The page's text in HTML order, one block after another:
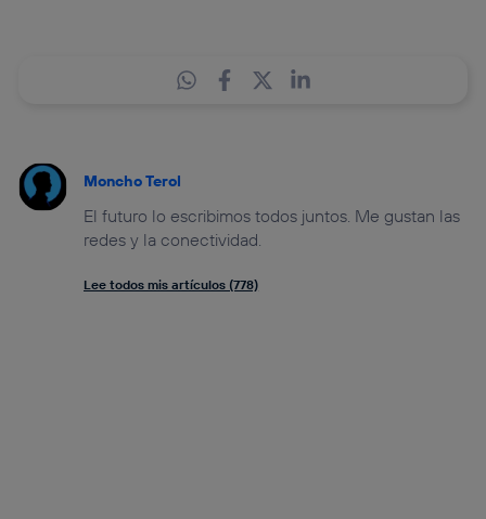
Moncho Terol
El futuro lo escribimos todos juntos. Me gustan las
redes y la conectividad.
Lee todos mis artículos (778)